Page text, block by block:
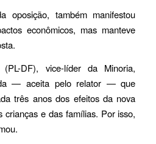
oposição, também manifestou
econômicos, mas manteve
DF), vice-líder da Minoria,
— aceita pelo relator — que
três anos dos efeitos da nova
crianças e das famílias. Por isso,